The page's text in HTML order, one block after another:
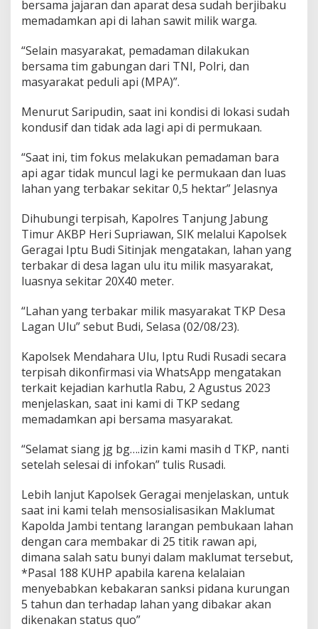
bersama jajaran dan aparat desa sudah berjibaku
memadamkan api di lahan sawit milik warga.
“Selain masyarakat, pemadaman dilakukan
bersama tim gabungan dari TNI, Polri, dan
masyarakat peduli api (MPA)”.
Menurut Saripudin, saat ini kondisi di lokasi sudah
kondusif dan tidak ada lagi api di permukaan.
“Saat ini, tim fokus melakukan pemadaman bara
api agar tidak muncul lagi ke permukaan dan luas
lahan yang terbakar sekitar 0,5 hektar” Jelasnya
Dihubungi terpisah, Kapolres Tanjung Jabung
Timur AKBP Heri Supriawan, SIK melalui Kapolsek
Geragai Iptu Budi Sitinjak mengatakan, lahan yang
terbakar di desa lagan ulu itu milik masyarakat,
luasnya sekitar 20X40 meter.
“Lahan yang terbakar milik masyarakat TKP Desa
Lagan Ulu” sebut Budi, Selasa (02/08/23).
Kapolsek Mendahara Ulu, Iptu Rudi Rusadi secara
terpisah dikonfirmasi via WhatsApp mengatakan
terkait kejadian karhutla Rabu, 2 Agustus 2023
menjelaskan, saat ini kami di TKP sedang
memadamkan api bersama masyarakat.
“Selamat siang jg bg….izin kami masih d TKP, nanti
setelah selesai di infokan” tulis Rusadi.
Lebih lanjut Kapolsek Geragai menjelaskan, untuk
saat ini kami telah mensosialisasikan Maklumat
Kapolda Jambi tentang larangan pembukaan lahan
dengan cara membakar di 25 titik rawan api,
dimana salah satu bunyi dalam maklumat tersebut,
*Pasal 188 KUHP apabila karena kelalaian
menyebabkan kebakaran sanksi pidana kurungan
5 tahun dan terhadap lahan yang dibakar akan
dikenakan status quo”